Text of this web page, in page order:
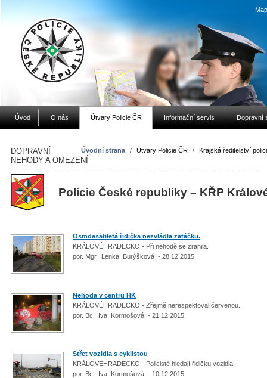
Úvod O nás Útvary Policie ČR Informační servis Dopravní
Úvodní strana / Útvary Policie ČR / Krajská ředitelství
DOPRAVNÍ
NEHODY A OMEZENÍ
Policie České republiky – KŘP
Osmdesátiletá řidička nezvládla zatáčku.
KRÁLOVÉHRADECKO - Při nehodě se zranila.
por. Mgr. Lenka Burýšková - 28.12.2015
Nehoda v centru HK
KRÁLOVÉHRADECKO - Zřejmě nerespektoval červenou.
por. Bc. Iva Kormošová - 21.12.2015
Střet vozidla s cyklistou
KRÁLOVÉHRADECKO - Policisté hledají řidičku vozidla.
por. Bc. Iva Kormošová - 10.12.2015